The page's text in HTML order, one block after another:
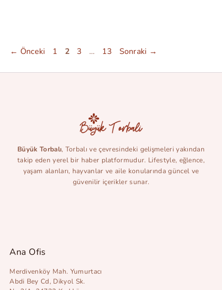
← Önceki Sayfa
1 Sayfa
2 Sayfa
3 … Sayfa
13 Sonraki →
Büyük Torbalı, Torbalı ve çevresindeki gelişmeleri yakından
takip eden yerel bir haber platformudur. Lifestyle, eğlence,
yaşam alanları, hayvanlar ve aile konularında güncel ve
güvenilir içerikler sunar.
Ana Ofis
Merdivenköy Mah. Yumurtacı
Abdi Bey Cd, Dikyol Sk.